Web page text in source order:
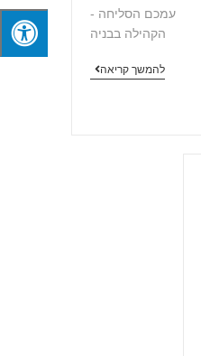
עמכם הסליחה -
הקהילה בבניה
להמשך קריאה